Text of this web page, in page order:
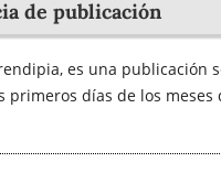
de publicación
es una publicación
primeros días de los meses